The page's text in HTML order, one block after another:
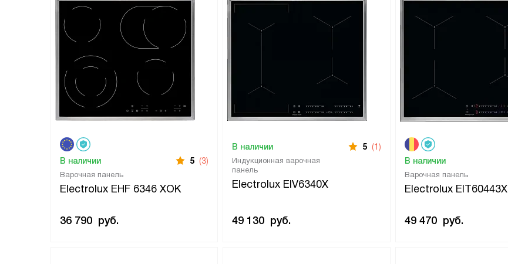
Варочная панель
Electrolux EHF 6346 XOK
В наличии 5 (3)
36 790 руб.
Индукционная варочная
панель
Electrolux EIV6340X
В наличии 5 (1)
49 130 руб.
Варочная панель
Electrolux EIT60443X
В наличии
49 470 руб.